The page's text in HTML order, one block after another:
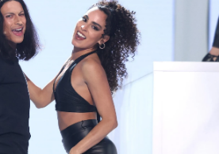
el acento del cantante
Ni un detalle se le ha
movimientos hasta su
videoclip. Sin duda, ha
es el
líder de la
Temporada 11